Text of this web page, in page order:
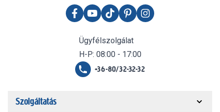
Ügyfélszolgálat
H-P: 08:00 - 17:00
+36-80/32-32-32
Szolgáltatás